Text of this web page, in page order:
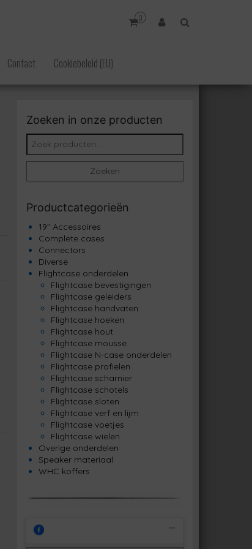
0
Contact Cookiebeleid (EU)
Zoeken in onze producten
Zoeken naar:
Zoeken
Productcategorieën
19" Accessoires
Complete cases
Connectors
Diverse
Flightcase onderdelen
Flightcase bevestigingen
Flightcase geleiders
Flightcase handvaten
Flightcase hoeken
Flightcase hout
Flightcase mousse
Flightcase N-case onderdelen
Flightcase profielen
Flightcase scharnier
Flightcase schotels
Flightcase sloten
Flightcase verf en lijm
Flightcase voetjes
Flightcase wielen
Overige onderdelen
Speaker materiaal
WHC koffers